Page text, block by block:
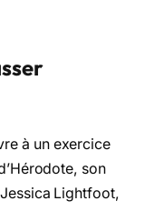
à un exercice
son
Lightfoot,